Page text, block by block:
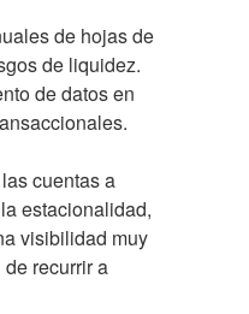
de hojas de
de liquidez.
de datos en
cuentas a
estacionalidad,
visibilidad muy
recurrir a